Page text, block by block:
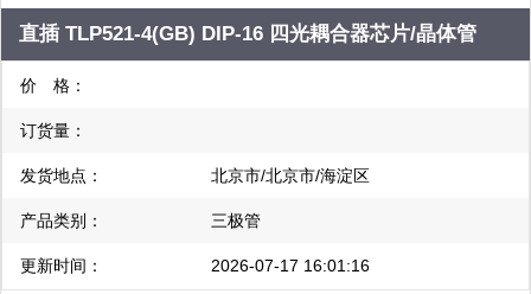
直插 TLP521-4(GB) DIP-16 四光耦合器芯片/晶体管
输出
价 格：
订货量：
发货地点： 北京市/北京市/海淀区
产品类别： 三极管
更新时间： 2026-07-17 16:01:16